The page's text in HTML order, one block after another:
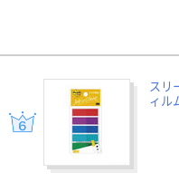
スリ
ィル